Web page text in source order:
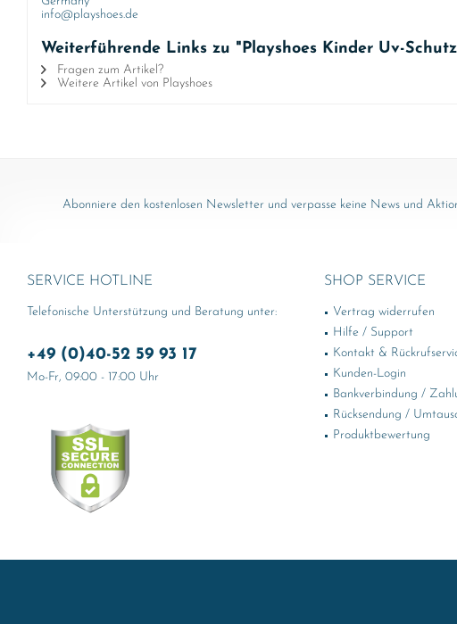
info@playshoes.de
Weiterführende Links zu "Playshoes Kinder Uv-
Fragen zum Artikel?
Weitere Artikel von Playshoes
Abonniere den kostenlosen Newsletter und verpasse keine News und
SERVICE HOTLINE
Telefonische Unterstützung und Beratung unter:
+49 (0)40-52 59 93 17
Mo-Fr, 09:00 - 17:00 Uhr
SHOP SERVICE
Vertrag widerrufen
Hilfe / Support
Kontakt &
Kunden-Login
Bankverbindung /
Rücksendung /
Produktbewertung